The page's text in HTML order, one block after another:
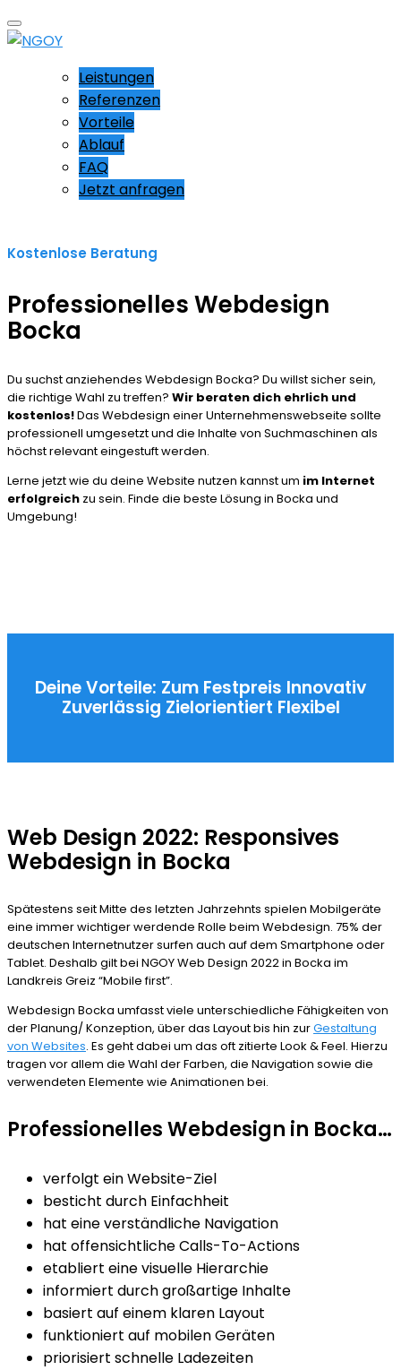
Leistungen
Referenzen
Vorteile
Ablauf
FAQ
Jetzt anfragen
Kostenlose Beratung
Professionelles Webdesign
Bocka
Du suchst anziehendes Webdesign Bocka? Du willst sicher sein,
die richtige Wahl zu treffen? Wir beraten dich ehrlich und
kostenlos!Das Webdesign einer Unternehmenswebseite sollte
professionell umgesetzt und die Inhalte von Suchmaschinen als
höchst relevant eingestuft werden.
Lerne jetzt wie du deine Website nutzen kannst um im Internet
erfolgreich zu sein. Finde die beste Lösung in Bocka und
Umgebung!
Deine Vorteile: Zum Festpreis Innovativ
Zuverlässig Zielorientiert Flexibel
Web Design 2022: Responsives
Webdesign in Bocka
Spätestens seit Mitte des letzten Jahrzehnts spielen Mobilgeräte
eine immer wichtiger werdende Rolle beim Webdesign. 75% der
deutschen Internetnutzer surfen auch auf dem Smartphone oder
Tablet. Deshalb gilt bei NGOY Web Design 2022 in Bocka im
Landkreis Greiz “Mobile first”.
Webdesign Bocka umfasst viele unterschiedliche Fähigkeiten von
der Planung/ Konzeption, über das Layout bis hin zurGestaltung
von Websites. Es geht dabei um das oft zitierte Look & Feel. Hierzu
tragen vor allem die Wahl der Farben, die Navigation sowie die
verwendeten Elemente wie Animationen bei.
Professionelles Webdesign in Bocka…
verfolgt ein Website-Ziel
besticht durch Einfachheit
hat eine verständliche Navigation
hat offensichtliche Calls-To-Actions
etabliert eine visuelle Hierarchie
informiert durch großartige Inhalte
basiert auf einem klaren Layout
funktioniert auf mobilen Geräten
priorisiert schnelle Ladezeiten